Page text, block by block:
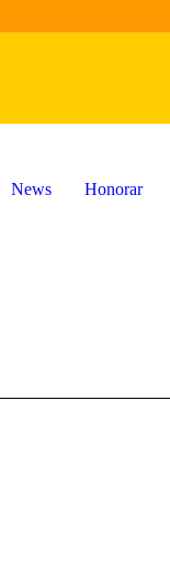
News Honorar